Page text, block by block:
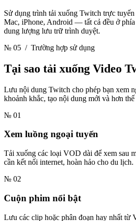
Sử dụng trình tải xuống Twitch trực
Mac, iPhone, Android — tất cả đều ở
dung lượng lưu trữ trình duyệt.
№ 05 / Trường hợp sử dụng
Tại sao tải xuống Video
Lưu nội dung Twitch cho phép bạn xem
khoảnh khắc, tạo nội dung mới và hơn thế
№ 01
Xem luồng ngoại tuyến
Tải xuống các loại VOD dài để xem sau
cần kết nối internet, hoàn hảo cho du lịch.
№ 02
Cuộn phim nổi bật
Lưu các clip hoặc phân đoạn hay nhất từ